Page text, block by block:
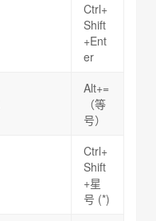
Ctrl+
Shift
+Ent
er
Alt+=
（等
号）
Ctrl+
Shift
+星
号 (*)